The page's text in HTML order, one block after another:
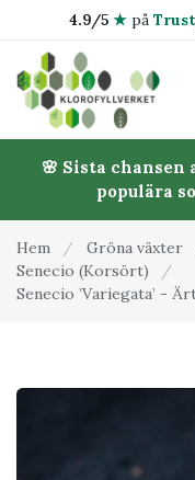
4.9/5 ★på
🌸 Sista
populära
Hem / Gröna växter
Senecio (Korsört)
/
Senecio ’Variegata’ -